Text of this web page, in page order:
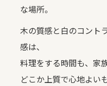
な場所。
木の質感と白のコント
感は、
料理をする時間も、家
どこか上質で心地よい